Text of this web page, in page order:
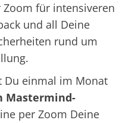
Zoom für intensiveren
und all Deine
rund um
Du einmal im Monat
Mastermind-
per Zoom Deine